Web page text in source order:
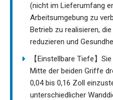
(nicht im Lieferumfang
Arbeitsumgebung zu
Betrieb zu realisieren,
reduzieren und
【Einstellbare Tiefe】
Mitte der beiden Griffe
0,04 bis 0,16 Zoll
unterschiedlicher